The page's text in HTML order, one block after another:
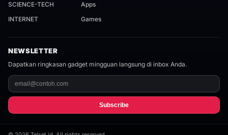
SCIENCE-TECH
INTERNET
Apps
Games
NEWSLETTER
Dapatkan ringkasan gadget mingguan langsung di inbox Anda.
Subscribe